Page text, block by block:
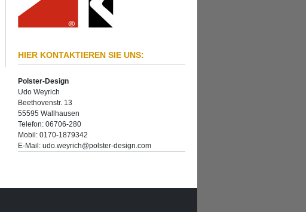
HIER KONTAKTIEREN SIE UNS:
Polster-Design
Udo Weyrich
Beethovenstr. 13
55595 Wallhausen
Telefon: 06706-280
Mobil: 0170-1879342
E-Mail: udo.weyrich@polster-design.com